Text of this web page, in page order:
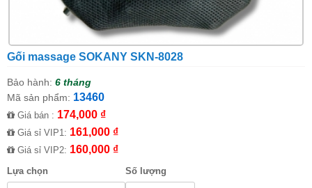
Gối massage SOKANY SKN-8028
Bảo hành: 6 tháng
Mã sản phẩm: 13460
Giá bán : 174,000 ₫
Giá sỉ VIP1: 161,000 ₫
Giá sỉ VIP2: 160,000 ₫
Lựa chọn Số lượng